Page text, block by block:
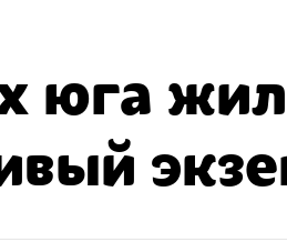
юга